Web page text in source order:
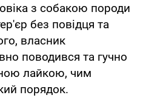
з собакою породи
без повідця та
власник
поводився та гучно
лайкою, чим
порядок.